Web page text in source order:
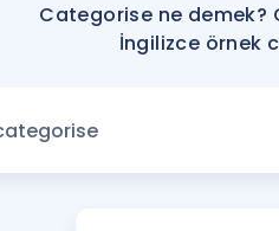
Categorise ne
İngilizce örnek